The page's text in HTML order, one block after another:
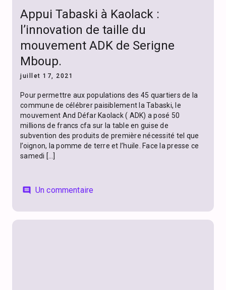
Appui Tabaski à Kaolack :
l’innovation de taille du
mouvement ADK de Serigne
Mboup.
juillet 17, 2021
Pour permettre aux populations des 45 quartiers de la
commune de célébrer paisiblement la Tabaski, le
mouvement And Défar Kaolack ( ADK) a posé 50
millions de francs cfa sur la table en guise de
subvention des produits de première nécessité tel que
l’oignon, la pomme de terre et l’huile. Face la presse ce
samedi […]
comment Un commentaire